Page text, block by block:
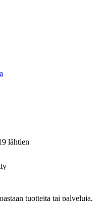
lähtien
tuotteita tai palveluja,